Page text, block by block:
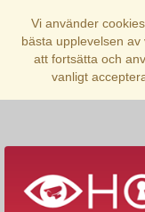
Vi använder
bästa upplevelsen
att fortsätta och
vanligt